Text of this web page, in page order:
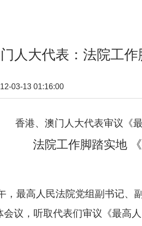
人大代表：法院工
03-13 01:16:00
香港、澳门人大代表审议《
法院工作脚踏实地
最高人民法院党组副书记、
议，听取代表们审议《最高